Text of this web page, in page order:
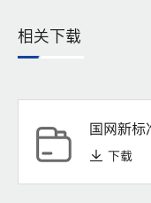
相关下载
国网新
下载